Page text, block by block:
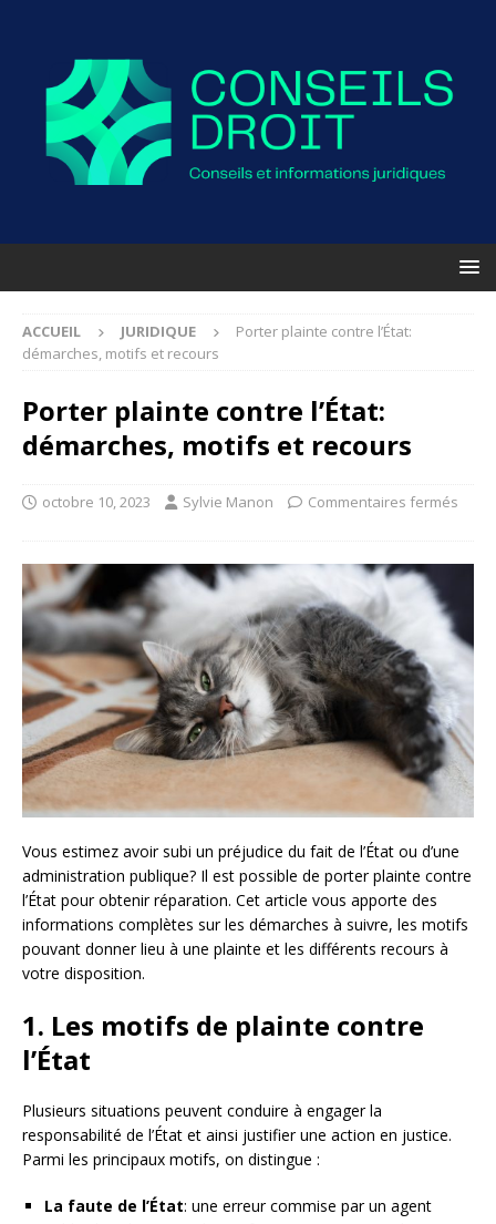
ACCUEIL JURIDIQUE
Porter plainte contre l’État:
démarches, motifs et recours
Porter plainte contre l’État:
démarches, motifs et recours
octobre 10, 2023 Sylvie Manon Commentaires fermés
Vous estimez avoir subi un préjudice du fait de l’État ou d’une
administration publique? Il est possible de porter plainte contre
l’État pour obtenir réparation. Cet article vous apporte des
informations complètes sur les démarches à suivre, les motifs
pouvant donner lieu à une plainte et les différents recours à
votre disposition.
1. Les motifs de plainte contre
l’État
Plusieurs situations peuvent conduire à engager la
responsabilité de l’État et ainsi justifier une action en justice.
Parmi les principaux motifs, on distingue :
La faute de l’État: une erreur commise par un agent